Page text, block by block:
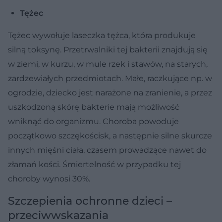
Tężec
Tężec wywołuje laseczka tężca, która produkuje
silną toksynę. Przetrwalniki tej bakterii znajdują się
w ziemi, w kurzu, w mule rzek i stawów, na starych,
zardzewiałych przedmiotach. Małe, raczkujące np. w
ogrodzie, dziecko jest narażone na zranienie, a przez
uszkodzoną skórę bakterie mają możliwość
wniknąć do organizmu. Choroba powoduje
początkowo szczękościsk, a następnie silne skurcze
innych mięśni ciała, czasem prowadzące nawet do
złamań kości. Śmiertelność w przypadku tej
choroby wynosi 30%.
Szczepienia ochronne dzieci –
przeciwwskazania